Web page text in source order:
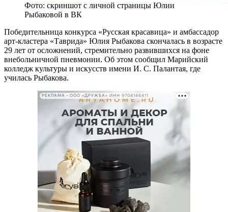
Фото: скриншот с личной страницы Юлии
Рыбаковой в ВК
Победительница конкурса «Русская красавица» и амбассадор
арт-кластера «Таврида» Юлия Рыбакова скончалась в возрасте
29 лет от осложнений, стремительно развившихся на фоне
внебольничной пневмонии. Об этом сообщил Марийский
колледж культуры и искусств имени И. С. Палантая, где
училась Рыбакова.
РЕКЛАМА • ООО «ДРУЖБА» ИНН 9704146411